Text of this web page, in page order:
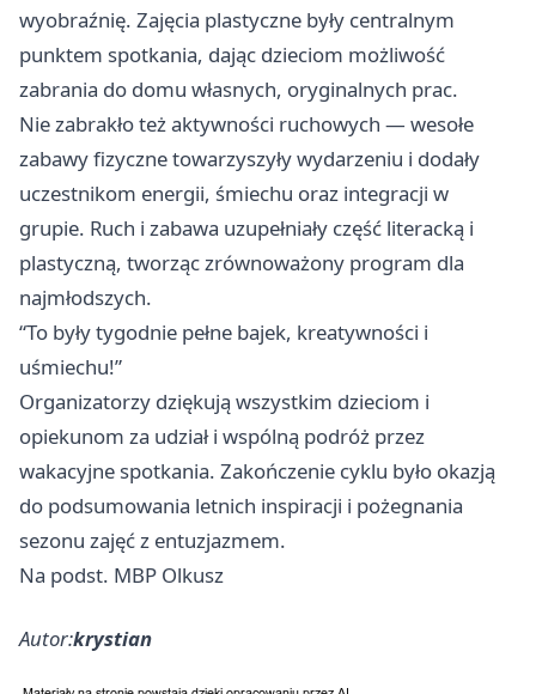
wyobraźnię. Zajęcia plastyczne były centralnym
punktem spotkania, dając dzieciom możliwość
zabrania do domu własnych, oryginalnych prac.
Nie zabrakło też aktywności ruchowych — wesołe
zabawy fizyczne towarzyszyły wydarzeniu i dodały
uczestnikom energii, śmiechu oraz integracji w
grupie. Ruch i zabawa uzupełniały część literacką i
plastyczną, tworząc zrównoważony program dla
najmłodszych.
“To były tygodnie pełne bajek, kreatywności i
uśmiechu!”
Organizatorzy dziękują wszystkim dzieciom i
opiekunom za udział i wspólną podróż przez
wakacyjne spotkania. Zakończenie cyklu było okazją
do podsumowania letnich inspiracji i pożegnania
sezonu zajęć z entuzjazmem.
Na podst. MBP Olkusz
Autor:krystian